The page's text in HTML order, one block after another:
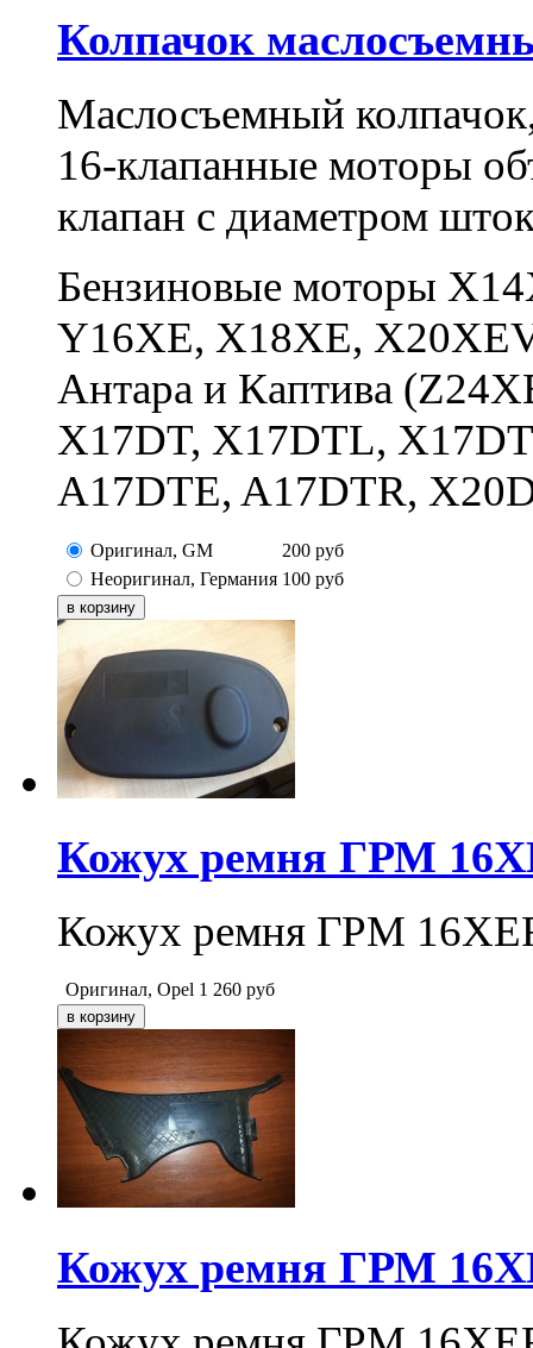
Колпачок
Маслосъемный
16-клапанные моторы
клапан с диаметром
Бензиновые моторы
Y16XE, X18XE,
Антара и Каптива
X17DT, X17DTL,
A17DTE, A17DTR,
Оригинал, GM 200 руб
Неоригинал, Германия 100 руб
Кожух ремня ГРМ
Кожух ремня ГРМ
Оригинал, Opel 1 260 руб
Кожух ремня ГРМ